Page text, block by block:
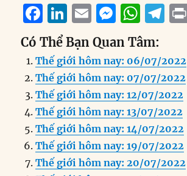
F
a
c
e
b
o
o
k
Li
n
k
e
d
I
n
E
m
ai
l
M
ss
e
n
g
er
W
h
at
s
A
p
p
T
e
g
r
a
m
Có Thể Bạn Quan Tâm:
Thế giới hôm nay: 06/07/2022
Thế giới hôm nay: 07/07/2022
Thế giới hôm nay: 12/07/2022
Thế giới hôm nay: 13/07/2022
Thế giới hôm nay: 14/07/2022
Thế giới hôm nay: 19/07/2022
Thế giới hôm nay: 20/07/2022